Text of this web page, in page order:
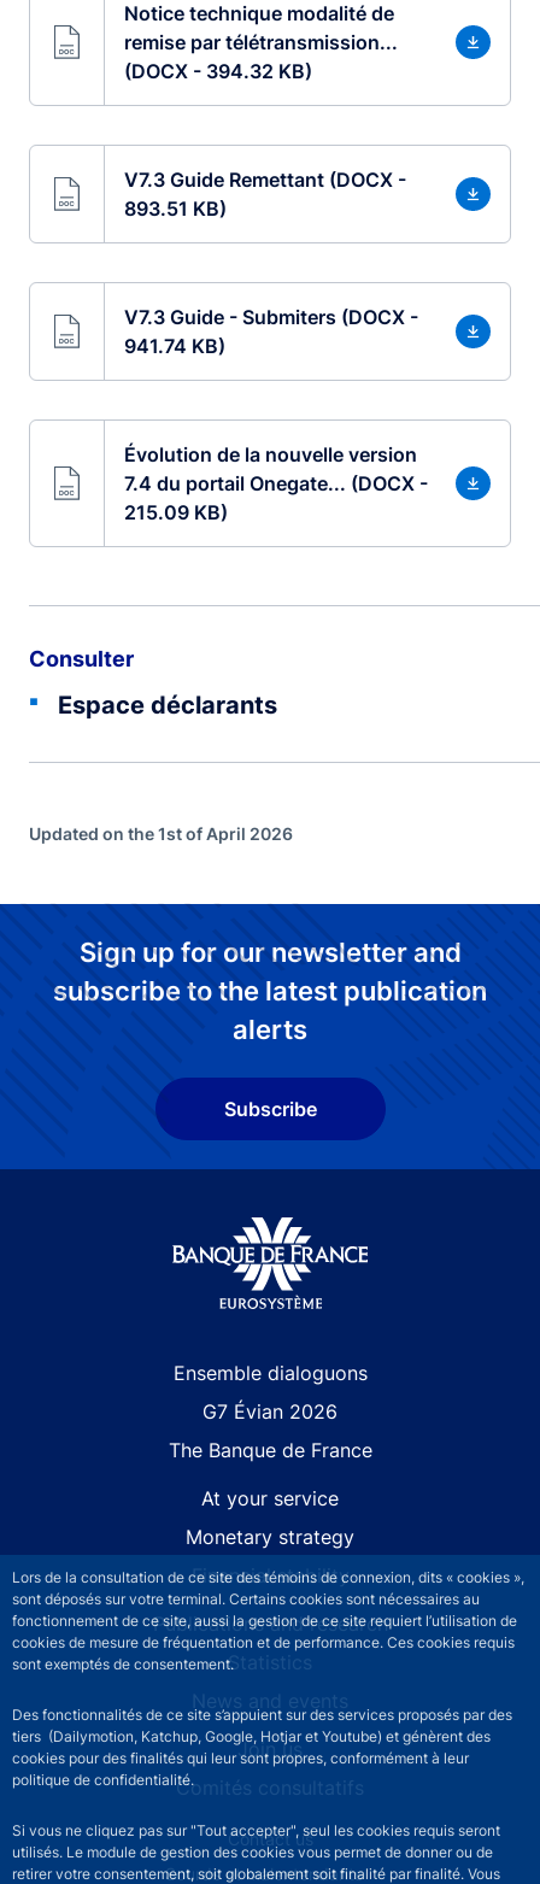
Lors de la consultation de ce site des témoins de connexion, dits « cookies »,
sont déposés sur votre terminal. Certains cookies sont nécessaires au
fonctionnement de ce site, aussi la gestion de ce site requiert l’utilisation de
cookies de mesure de fréquentation et de performance. Ces cookies requis
sont exemptés de consentement.
Des fonctionnalités de ce site s’appuient sur des services proposés par des
tiers (Dailymotion, Katchup, Google, Hotjar et Youtube) et génèrent des
cookies pour des finalités qui leur sont propres, conformément à leur
politique de confidentialité.
Si vous ne cliquez pas sur "Tout accepter", seul les cookies requis seront
utilisés. Le module de gestion des cookies vous permet de donner ou de
retirer votre consentement, soit globalement soit finalité par finalité. Vous
Notice technique modalité de
remise par télétransmission...
(DOCX - 394.32 KB)
V7.3 Guide Remettant (DOCX -
893.51 KB)
V7.3 Guide - Submiters (DOCX -
941.74 KB)
Évolution de la nouvelle version
7.4 du portail Onegate... (DOCX -
215.09 KB)
Consulter
Espace déclarants
Updated on the 1st of April 2026
Sign up for our newsletter and
subscribe to the latest publication
alerts
Subscribe
Ensemble dialoguons
G7 Évian 2026
The Banque de France
At your service
Monetary strategy
Financial stability
Publications and research
Statistics
News and events
Join us
Comités consultatifs
Footer secondary menuContact us
Sourds et malentendants